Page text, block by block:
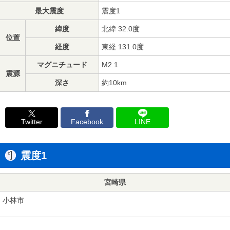
最大震度 震度1
位置
緯度 北緯 32.0度
経度 東経 131.0度
震源
マグニチュード M2.1
深さ 約10km
Twitter Facebook LINE
震度1
宮崎県
小林市